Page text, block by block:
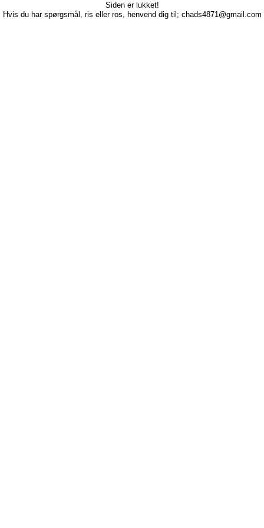
Siden er lukket!
Hvis du har spørgsmål, ris eller ros, henvend dig til; chads4871@gmail.com